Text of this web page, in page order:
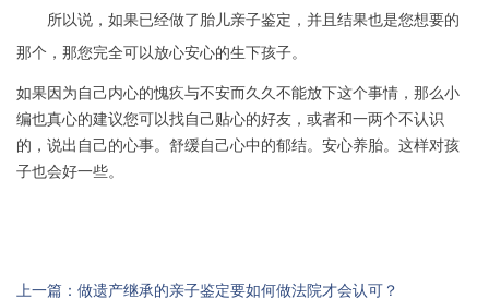
所以说，如果已经做了胎儿亲子鉴定，并且结果也是您想要的
那个，那您完全可以放心安心的生下孩子。
如果因为自己内心的愧疚与不安而久久不能放下这个事情，那么小
编也真心的建议您可以找自己贴心的好友，或者和一两个不认识
的，说出自己的心事。舒缓自己心中的郁结。安心养胎。这样对孩
子也会好一些。
上一篇：做遗产继承的亲子鉴定要如何做法院才会认可？